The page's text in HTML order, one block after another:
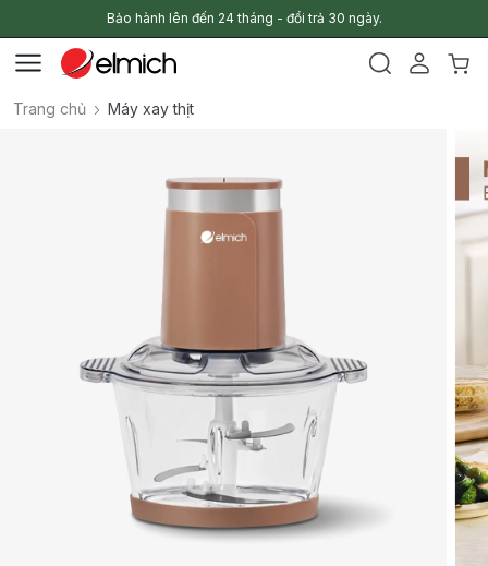
Bảo hành lên đến 24 tháng - đổi trả 30 ngày.
Trang chủ Máy xay thịt